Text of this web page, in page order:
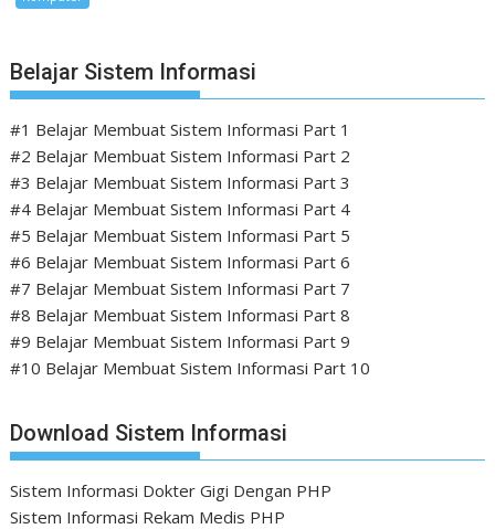
Belajar Sistem Informasi
#1 Belajar Membuat Sistem Informasi Part 1
#2 Belajar Membuat Sistem Informasi Part 2
#3 Belajar Membuat Sistem Informasi Part 3
#4 Belajar Membuat Sistem Informasi Part 4
#5 Belajar Membuat Sistem Informasi Part 5
#6 Belajar Membuat Sistem Informasi Part 6
#7 Belajar Membuat Sistem Informasi Part 7
#8 Belajar Membuat Sistem Informasi Part 8
#9 Belajar Membuat Sistem Informasi Part 9
#10 Belajar Membuat Sistem Informasi Part 10
Download Sistem Informasi
Sistem Informasi Dokter Gigi Dengan PHP
Sistem Informasi Rekam Medis PHP